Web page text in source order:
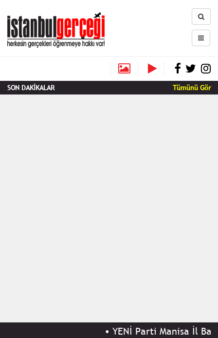
SON DAKİKALAR Tümünü Gör
YENİ Parti Manisa İl